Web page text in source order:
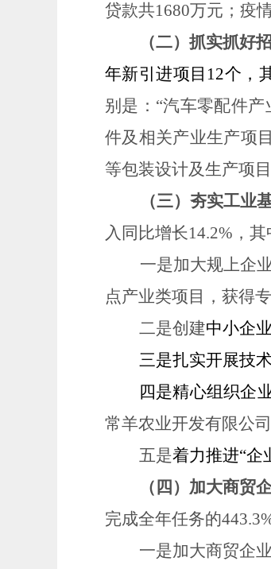
贷款共1680万元；疫
（二）抓实抓好
年新引进项目 12个，
别是：“汽车零配件产
件及相关产业生产项目
等包装设计及生产项目
（三）夯实工业
入同比增长14.2% ，
一是加大规上企
点产业类项目，获得
二是创建中小企
三是扎实开展技
四是精心组织企
常羊农业开发有限公
五是着力推进“企
（四）加大商贸
完成全年任务的443.3%
一是加大商贸企